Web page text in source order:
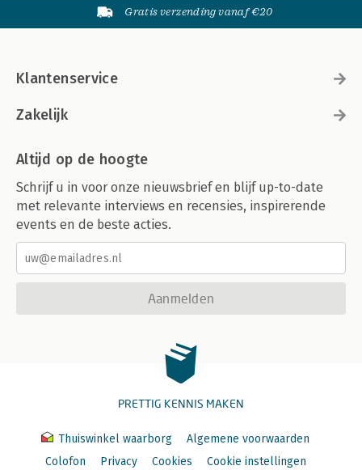
Gratis verzending vanaf €20
Klantenservice
Zakelijk
Altijd op de hoogte
Schrijf u in voor onze nieuwsbrief en blijf up-to-date
met relevante interviews en recensies, inspirerende
events en de beste acties.
Aanmelden
PRETTIG KENNIS MAKEN
Thuiswinkel waarborg
Algemene voorwaarden
Colofon
Privacy Cookies Cookie instellingen